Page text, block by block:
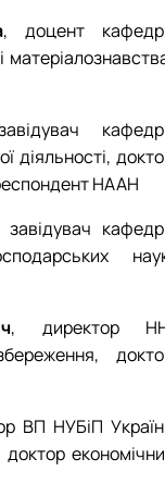
, доцент
діяльності,
НААН
завідувач
, директор
ВП НУБіП